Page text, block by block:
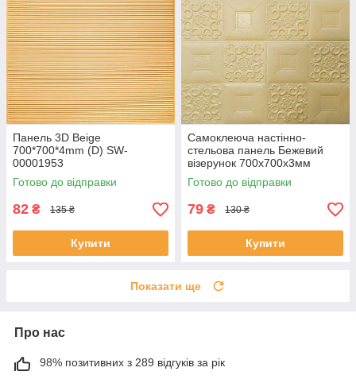
Панель 3D Beige
700*700*4mm (D) SW-
00001953
Готово до відправки
82 ₴ 135 ₴
Купити
Самоклеюча настінно-
стельова панель Бежевий
візерунок 700x700x3мм
Готово до відправки
79 ₴ 130 ₴
Купити
Показати ще
Про нас
98% позитивних з 289 відгуків за рік